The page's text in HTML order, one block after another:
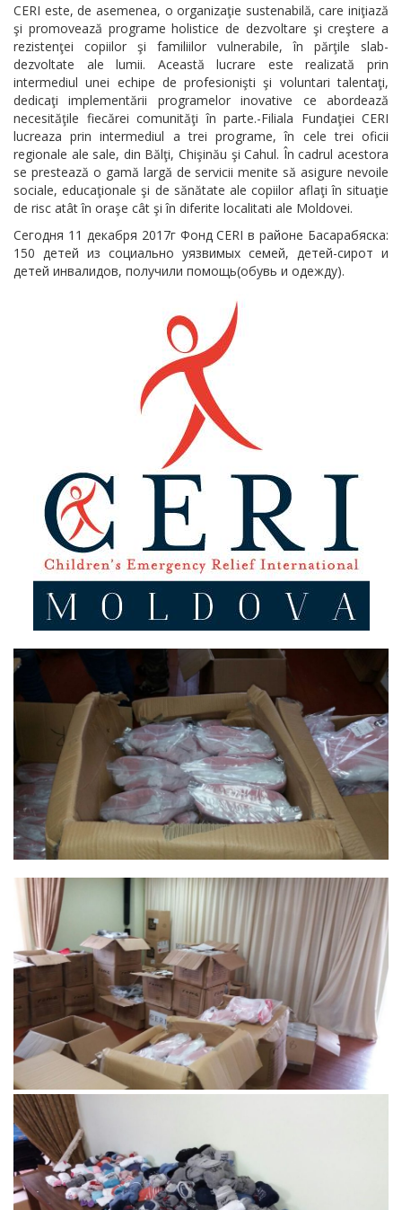
CERI este, de asemenea, o organizaţie sustenabilă, care iniţiază
şi promovează programe holistice de dezvoltare şi creştere a
rezistenţei copiilor şi familiilor vulnerabile, în părţile slab-
dezvoltate ale lumii. Această lucrare este realizată prin
intermediul unei echipe de profesionişti şi voluntari talentaţi,
dedicaţi implementării programelor inovative ce abordează
necesităţile fiecărei comunităţi în parte.-Filiala Fundaţiei CERI
lucreaza prin intermediul a trei programe, în cele trei oficii
regionale ale sale, din Bălţi, Chişinău şi Cahul. În cadrul acestora
se prestează o gamă largă de servicii menite să asigure nevoile
sociale, educaţionale şi de sănătate ale copiilor aflaţi în situaţie
de risc atât în oraşe cât şi în diferite localitati ale Moldovei.
Сегодня 11 декабря 2017г Фонд CERI в районе Басарабяска:
150 детей из социально уязвимых семей, детей-сирот и
детей инвалидов, получили помощь(обувь и одежду).